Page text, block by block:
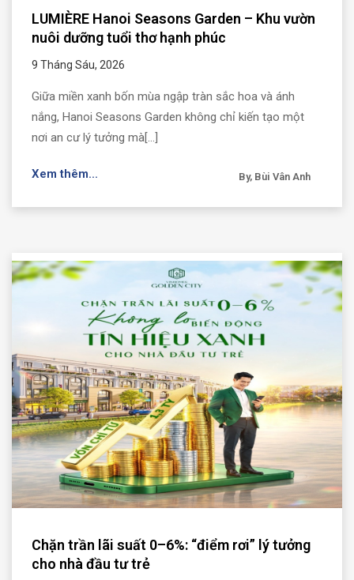
LUMIÈRE Hanoi Seasons Garden – Khu vườn
nuôi dưỡng tuổi thơ hạnh phúc
9 Tháng Sáu, 2026
Giữa miền xanh bốn mùa ngập tràn sắc hoa và ánh
nắng, Hanoi Seasons Garden không chỉ kiến tạo một
nơi an cư lý tưởng mà[...]
Xem thêm... By, Bùi Vân Anh
Chặn trần lãi suất 0–6%: “điểm rơi” lý tưởng
cho nhà đầu tư trẻ